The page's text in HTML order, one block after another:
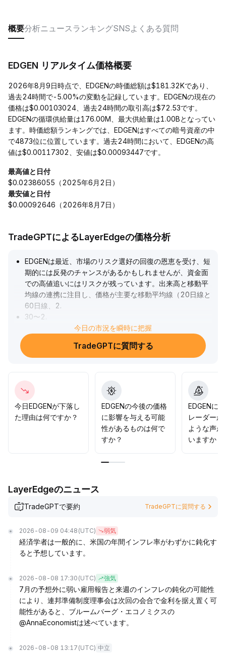
概要分析ニュース ランキングSNSよくある質問
EDGEN リアルタイム価格概要
2026年8月9日時点で、EDGENの時価総額は$181.32Kであり、
過去24時間で-5.00%の変動を記録しています。EDGENの現在の
価格は$0.00103024、過去24時間の取引高は$72.53です。
EDGENの循環供給量は176.00M、最大供給量は1.00Bとなってい
ます。時価総額ランキングでは、EDGENはすべての暗号資産の中
で4873位に位置しています。過去24時間において、EDGENの高
値は$0.00117302、安値は$0.00093447です。
最高値と日付
$0.02386055（2025年6月2日）
最安値と日付
$0.00092646（2026年8月7日）
TradeGPTによるLayerEdgeの価格分析
EDGENは最近、市場のリスク選好の回復の恩恵を受け、短
期的には反発のチャンスがあるかもしれませんが、資金面
での高値追いにはリスクが残っています。出来高と移動平
均線の連携に注目し、価格が主要な移動平均線（20日線と
60日線、2.
30〜2
50の範囲に重点）を有効に突破して定着しなければ、中期
トレンドの反転を語ることは難しいです。現時点では慎重
な参加と小口での試し買いを推奨し、コア戦略としては出
今日の市況を瞬時に把握
TradeGPTに質問する
今日EDGENが下落し
た理由は何ですか？
EDGENの今後の価格
に影響を与える可能
性があるものは何で
すか？
EDGENに
レーダーか
ような声が
いますか？
LayerEdgeのニュース
TradeGPTで要約 TradeGPTに質問する
2026-08-09 04:48 (UTC) 弱気
経済学者は一般的に、米国の年間インフレ率がわずかに鈍化す
ると予想しています。
2026-08-08 17:30 (UTC) 強気
7月の予想外に弱い雇用報告と来週のインフレの鈍化の可能性
により、連邦準備制度理事会は次回の会合で金利を据え置く可
能性があると、ブルームバーグ・エコノミクスの
@AnnaEconomistは述べています。
2026-08-08 13:17 (UTC) 中立